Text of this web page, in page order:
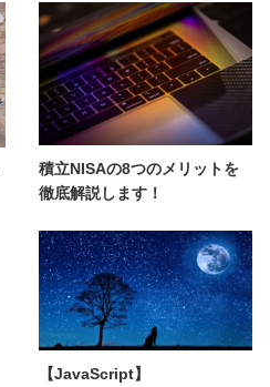
積立NISAの8つのメリットを
徹底解説します！
【JavaScript】